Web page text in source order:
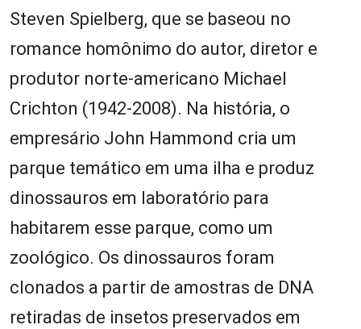
Steven Spielberg, que se baseou no
romance homônimo do autor, diretor e
produtor norte-americano Michael
Crichton (1942-2008). Na história, o
empresário John Hammond cria um
parque temático em uma ilha e produz
dinossauros em laboratório para
habitarem esse parque, como um
zoológico. Os dinossauros foram
clonados a partir de amostras de DNA
retiradas de insetos preservados em